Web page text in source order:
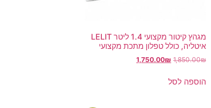
מגהץ קיטור מקצועי 1.4 ליטר LELIT
איטליה, כולל טפלון מתכת מקצועי
1,850.00₪
1,750.00₪
הוספה לסל